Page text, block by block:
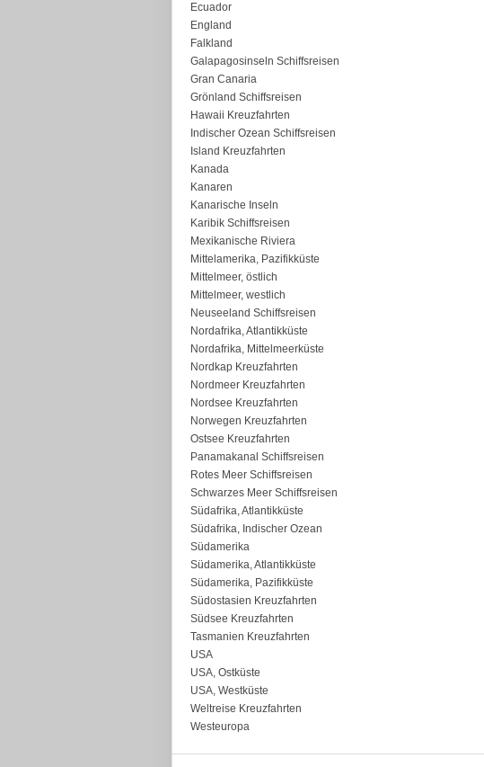
Ecuador
England
Falkland
Galapagosinseln Schiffsreisen
Gran Canaria
Grönland Schiffsreisen
Hawaii Kreuzfahrten
Indischer Ozean Schiffsreisen
Island Kreuzfahrten
Kanada
Kanaren
Kanarische Inseln
Karibik Schiffsreisen
Mexikanische Riviera
Mittelamerika, Pazifikküste
Mittelmeer, östlich
Mittelmeer, westlich
Neuseeland Schiffsreisen
Nordafrika, Atlantikküste
Nordafrika, Mittelmeerküste
Nordkap Kreuzfahrten
Nordmeer Kreuzfahrten
Nordsee Kreuzfahrten
Norwegen Kreuzfahrten
Ostsee Kreuzfahrten
Panamakanal Schiffsreisen
Rotes Meer Schiffsreisen
Schwarzes Meer Schiffsreisen
Südafrika, Atlantikküste
Südafrika, Indischer Ozean
Südamerika
Südamerika, Atlantikküste
Südamerika, Pazifikküste
Südostasien Kreuzfahrten
Südsee Kreuzfahrten
Tasmanien Kreuzfahrten
USA
USA, Ostküste
USA, Westküste
Weltreise Kreuzfahrten
Westeuropa